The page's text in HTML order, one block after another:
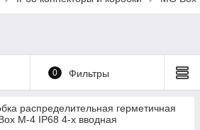
0 Фильтры
распределительная герметичная
M-4 IP68 4-х вводная